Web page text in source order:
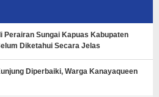
Perairan Sungai Kapuas Kabupaten
Diketahui Secara Jelas
Diperbaiki, Warga Kanayaqueen